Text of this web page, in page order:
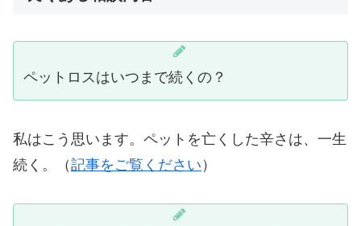
ペットロスはいつまで続くの？
私はこう思います。ペットを亡くした辛さは、一生
続く。（記事をご覧ください ）